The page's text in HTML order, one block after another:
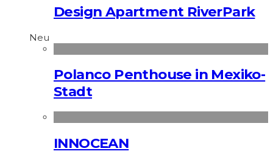
Design Apartment RiverPark
Neu
Polanco Penthouse in Mexiko-
Stadt
INNOCEAN